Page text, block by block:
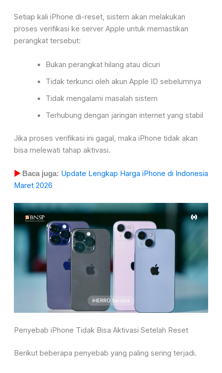
Setiap kali iPhone di-reset, sistem akan melakukan
proses verifikasi ke server Apple untuk memastikan
perangkat tersebut:
Bukan perangkat hilang atau dicuri
Tidak terkunci oleh akun Apple ID sebelumnya
Tidak mengalami masalah sistem
Terhubung dengan jaringan internet yang stabil
Jika proses verifikasi ini gagal, maka iPhone tidak akan
bisa melewati tahap aktivasi.
▶Baca juga: Update Lengkap Harga iPhone di Indonesia
Maret 2026
Penyebab iPhone Tidak Bisa Aktivasi Setelah Reset
Berikut beberapa penyebab yang paling sering terjadi.